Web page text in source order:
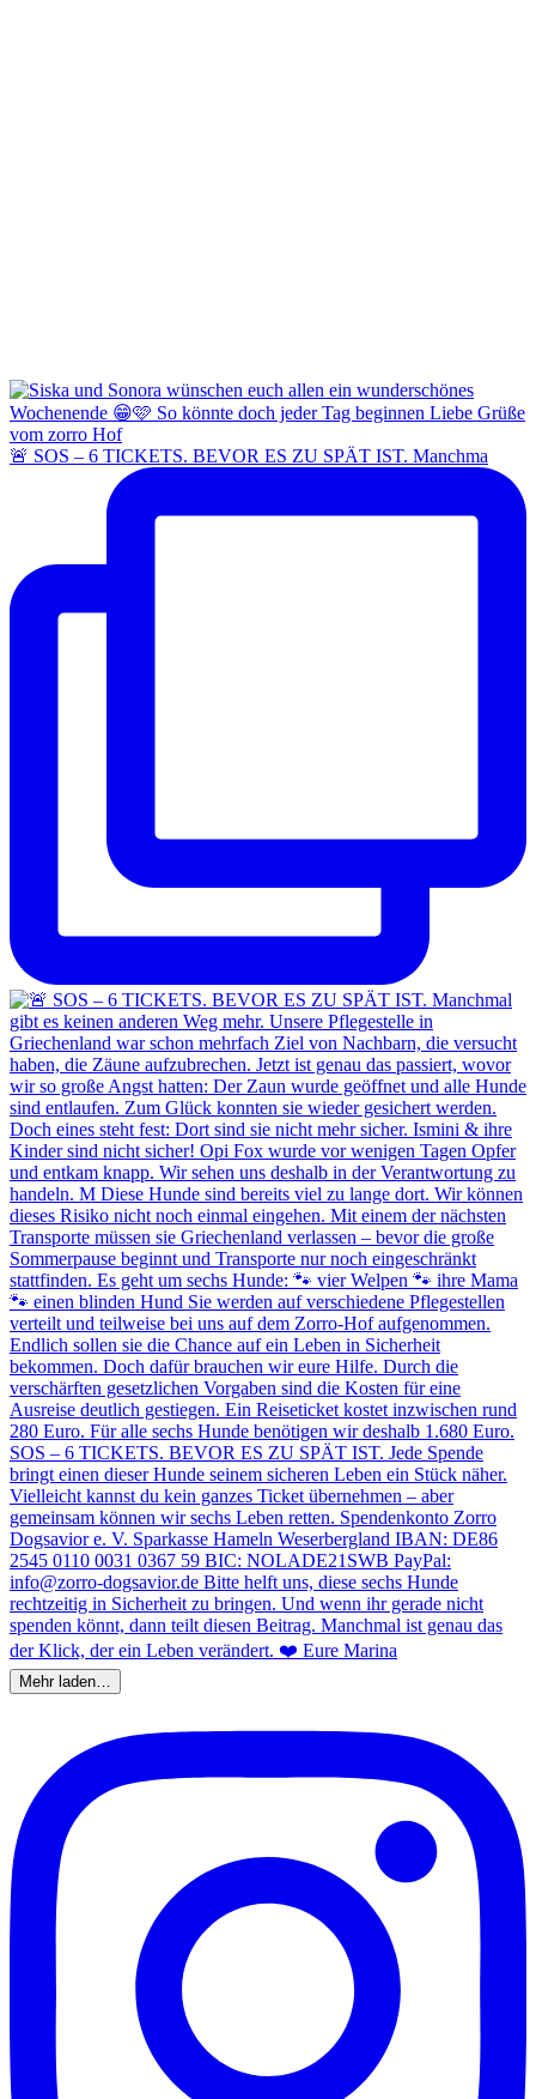
🚨 SOS – 6 TICKETS. BEVOR ES ZU SPÄT IST. Manchma
Mehr laden…